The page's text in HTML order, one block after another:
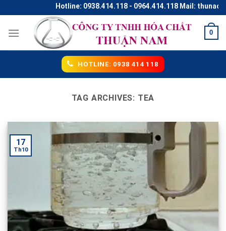
to
content
Hotline: 0938.414.118 - 0964.414.118 Mail:
0
HOTLINE: 0938 414 118
TAG ARCHIVES: TEA
17
Th10